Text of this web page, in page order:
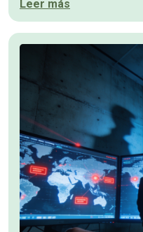
Leer más